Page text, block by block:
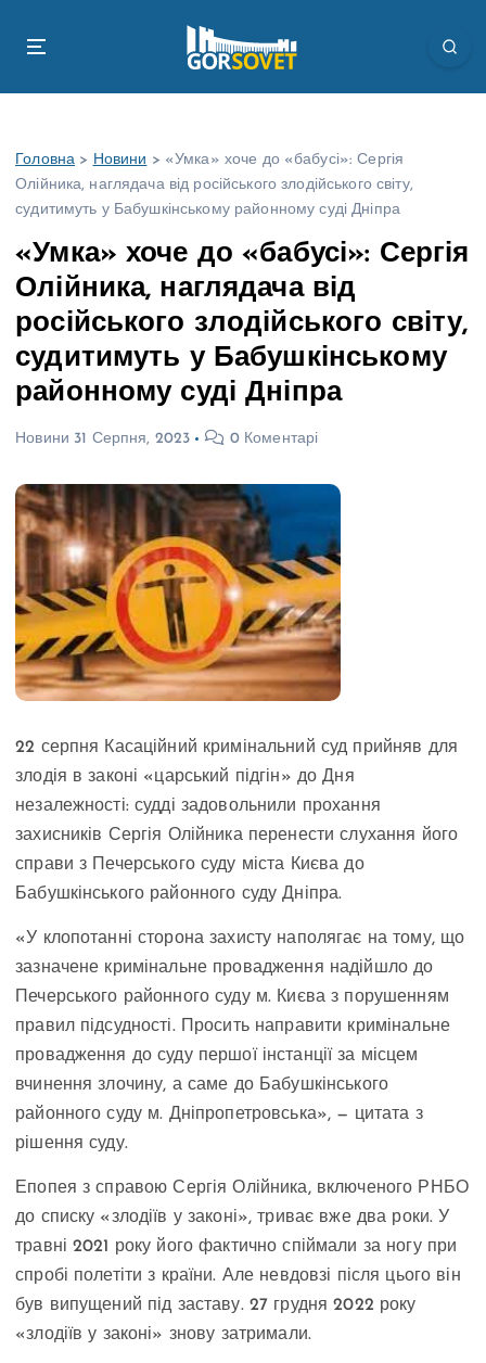
Головна > Новини > «Умка» хоче до «бабусі»: Сергія
Олійника, наглядача від російського злодійського світу,
судитимуть у Бабушкінському районному суді Дніпра
«Умка» хоче до «бабусі»: Сергія
Олійника, наглядача від
російського злодійського світу,
судитимуть у Бабушкінському
районному суді Дніпра
Новини 31 Серпня, 2023 0 Коментарі
22 серпня Касаційний кримінальний суд прийняв для
злодія в законі «царський підгін» до Дня
незалежності: судді задовольнили прохання
захисників Сергія Олійника перенести слухання його
справи з Печерського суду міста Києва до
Бабушкінського районного суду Дніпра.
«У клопотанні сторона захисту наполягає на тому, що
зазначене кримінальне провадження надійшло до
Печерського районного суду м. Києва з порушенням
правил підсудності. Просить направити кримінальне
провадження до суду першої інстанції за місцем
вчинення злочину, а саме до Бабушкінського
районного суду м. Дніпропетровська», — цитата з
рішення суду.
Епопея з справою Сергія Олійника, включеного РНБО
до списку «злодіїв у законі», триває вже два роки. У
травні 2021 року його фактично спіймали за ногу при
спробі полетіти з країни. Але невдовзі після цього він
був випущений під заставу. 27 грудня 2022 року
«злодіїв у законі» знову затримали.